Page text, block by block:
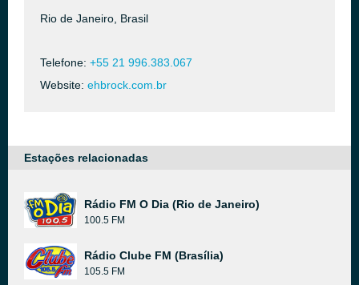
Rio de Janeiro, Brasil
Telefone: +55 21 996.383.067
Website: ehbrock.com.br
Estações relacionadas
Rádio FM O Dia (Rio de Janeiro)
100.5 FM
Rádio Clube FM (Brasília)
105.5 FM